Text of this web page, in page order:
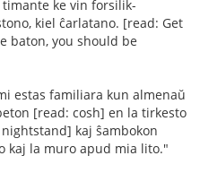
ke vin forsilik-
kiel ĉarlatano. [read: Get
baton, you should be
estas familiara kun almenaŭ
[read: cosh] en la tirkesto
kaj ŝambokon
kaj la muro apud mia lito."